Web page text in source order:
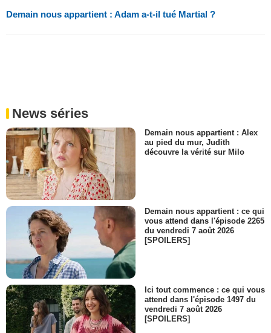
Demain nous appartient : Adam a-t-il tué Martial ?
News séries
Demain nous appartient : Alex
au pied du mur, Judith
découvre la vérité sur Milo
Demain nous appartient : ce qui
vous attend dans l'épisode 2265
du vendredi 7 août 2026
[SPOILERS]
Ici tout commence : ce qui vous
attend dans l'épisode 1497 du
vendredi 7 août 2026
[SPOILERS]